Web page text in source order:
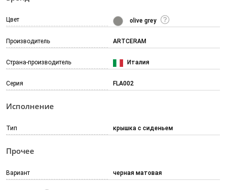
Цвет olive grey
Производитель ARTCERAM
Страна-производитель Италия
Серия FLA002
Исполнение
Тип крышка с сиденьем
Прочее
Вариант черная матовая